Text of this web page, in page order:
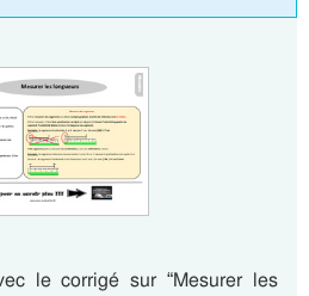
le corrigé sur “Mesurer les